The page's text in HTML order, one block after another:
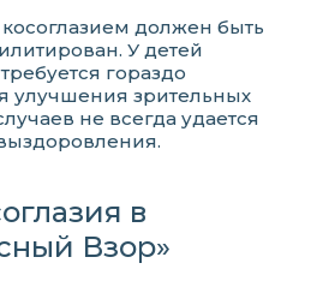
должен быть
У детей
гораздо
улучшения зрительных
не всегда удается
в
Взор»